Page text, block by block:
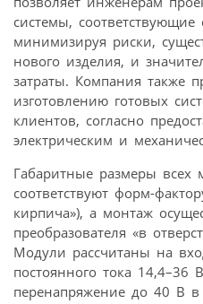
системы, соответствующие
минимизируя риски,
нового изделия, и
затраты. Компания также
изготовлению готовых
клиентов, согласно
электрическим и
Габаритные размеры всех
соответствуют форм-
кирпича»), а монтаж
преобразователя «в
Модули рассчитаны на
постоянного тока
перенапряжение до 40 В